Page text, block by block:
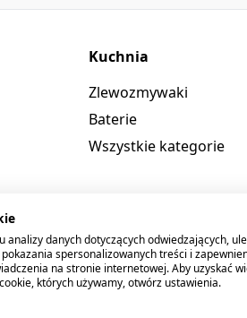
Kuchnia
Zlewozmywaki
Baterie
Wszystkie kategorie
analizy danych dotyczących odwiedzających,
spersonalizowanych treści i
na stronie internetowej. Aby uzyskać
których używamy, otwórz ustawienia.